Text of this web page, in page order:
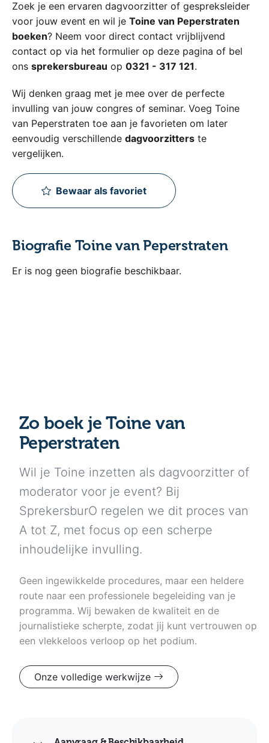
Zoek je een ervaren dagvoorzitter of gespreksleider
voor jouw event en wil je Toine van Peperstraten
boeken? Neem voor direct contact vrijblijvend
contact op via het formulier op deze pagina of bel
ons sprekersbureau op 0321 - 317 121.
Wij denken graag met je mee over de perfecte
invulling van jouw congres of seminar. Voeg Toine
van Peperstraten toe aan je favorieten om later
eenvoudig verschillende dagvoorzitters te
vergelijken.
Bewaar als favoriet
Biografie Toine van Peperstraten
Er is nog geen biografie beschikbaar.
Zo boek je Toine van
Peperstraten
Wil je Toine inzetten als dagvoorzitter of
moderator voor je event? Bij
SprekersburO regelen we dit proces van
A tot Z, met focus op een scherpe
inhoudelijke invulling.
Geen ingewikkelde procedures, maar een heldere
route naar een professionele begeleiding van je
programma. Wij bewaken de kwaliteit en de
journalistieke scherpte, zodat jij kunt vertrouwen op
een vlekkeloos verloop op het podium.
Onze volledige werkwijze